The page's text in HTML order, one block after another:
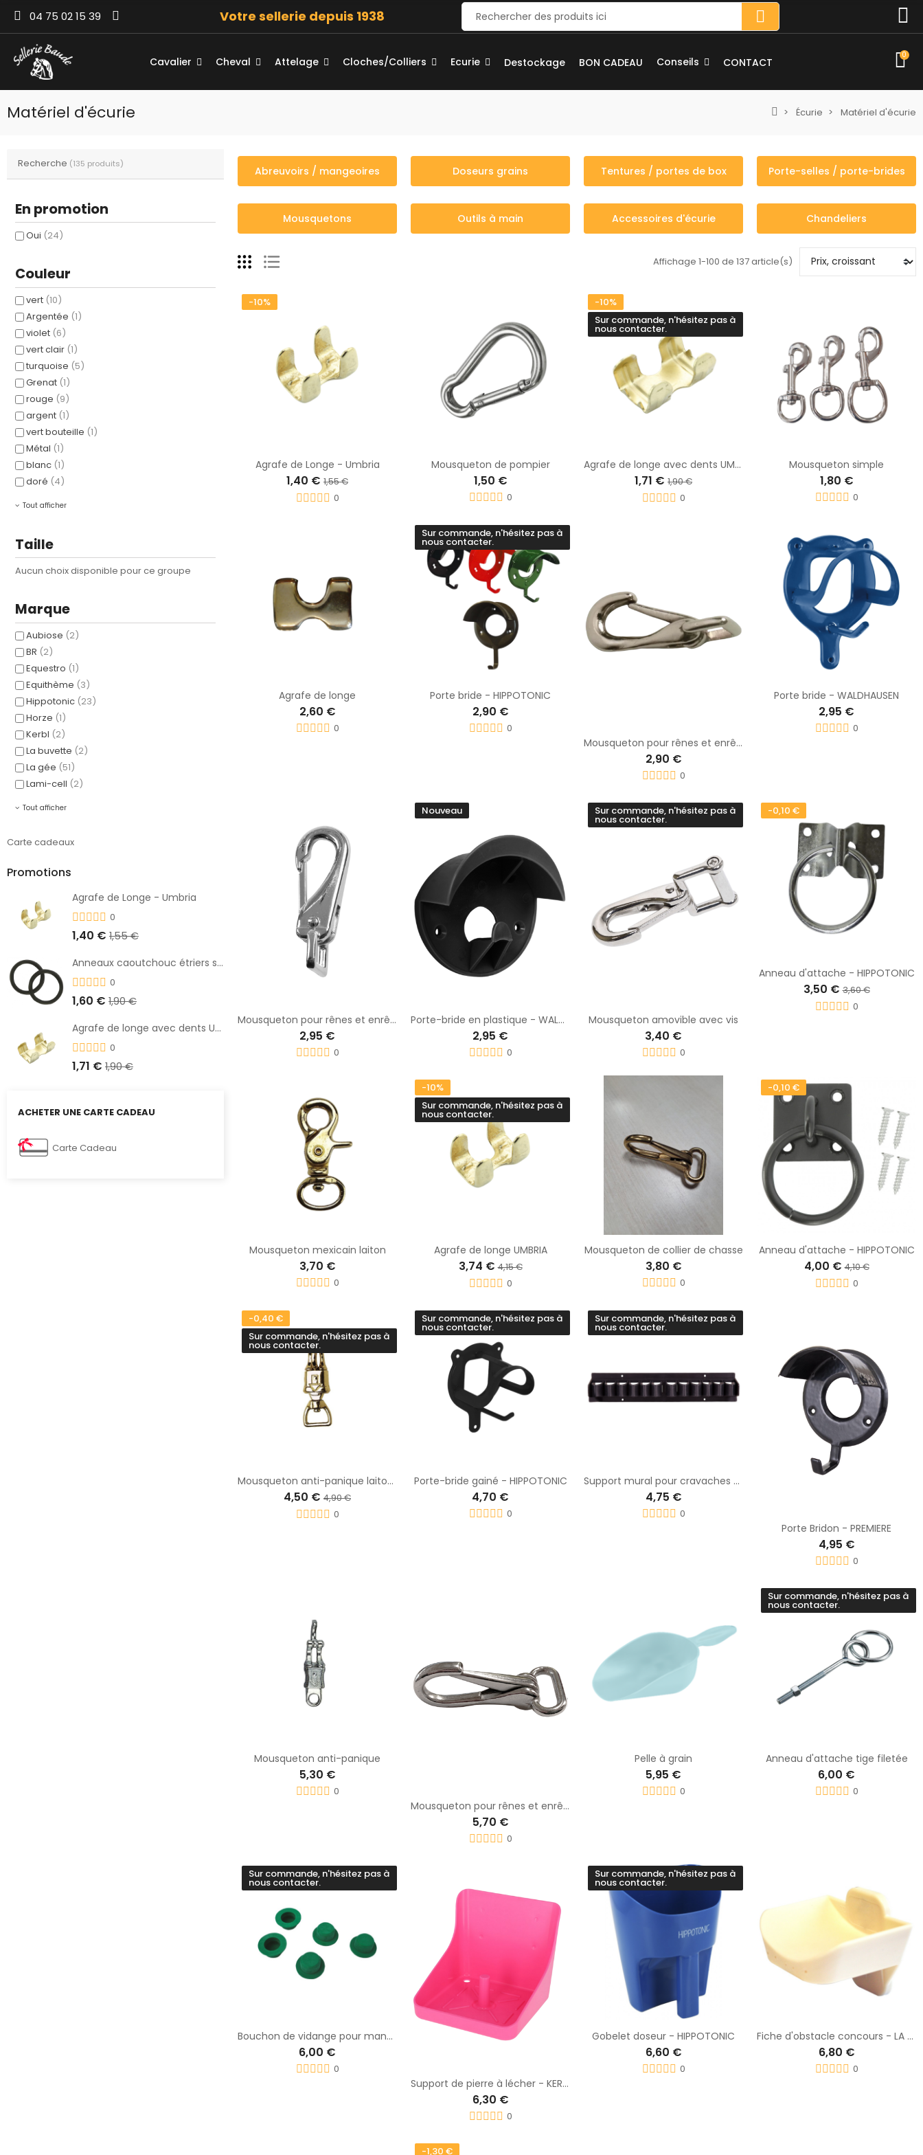
04 75 02 15 39 Votre sellerie depuis 1938
Cavalier Cheval Attelage Cloches/Colliers Ecurie Destockage BON CADEAU Conseils CONTACT
0
Matériel d'écurie Écurie Matériel d'écurie
Recherche (135 produits)
En promotion
Oui (24)
Couleur
vert (10)
Argentée (1)
violet (6)
vert clair (1)
turquoise (5)
Grenat (1)
rouge (9)
argent (1)
vert bouteille (1)
Métal (1)
blanc (1)
doré (4)
Tout afficher
Taille
Aucun choix disponible pour ce groupe
Marque
Aubiose (2)
BR (2)
Equestro (1)
Equithème (3)
Hippotonic (23)
Horze (1)
Kerbl (2)
La buvette (2)
La gée (51)
Lami-cell (2)
Tout afficher
Carte cadeaux
Promotions
Agrafe de Longe - Umbria
0
1,40 € 1,55 €
Anneaux caoutchouc étriers sécurité
0
1,60 € 1,90 €
Agrafe de longe avec dents UMBRIA
0
1,71 € 1,90 €
ACHETER UNE CARTE CADEAU
Carte Cadeau
Abreuvoirs / mangeoires Doseurs grains Tentures / portes de box Porte-selles / porte-brides
Mousquetons Outils à main Accessoires d'écurie Chandeliers
Affichage 1-100 de 137 article(s)
-10%
Agrafe de Longe - Umbria
1,40 € 1,55 €
0
Mousqueton de pompier
1,50 €
0
-10%
Sur commande, n'hésitez pas à
nous contacter.
Agrafe de longe avec dents UMBRIA
1,71 € 1,90 €
0
Mousqueton simple
1,80 €
0
Agrafe de longe
2,60 €
0
Sur commande, n'hésitez pas à
nous contacter.
Porte bride - HIPPOTONIC
2,90 €
0
Mousqueton pour rênes et enrênements - T DE T
2,90 €
0
Porte bride - WALDHAUSEN
2,95 €
0
Mousqueton pour rênes et enrênements - WALDHAUSEN
2,95 €
0
Nouveau
Porte-bride en plastique - WALDHAUSEN
2,95 €
0
Sur commande, n'hésitez pas à
nous contacter.
Mousqueton amovible avec vis
3,40 €
0
-0,10 €
Anneau d'attache - HIPPOTONIC
3,50 €3,60 €
0
Mousqueton mexicain laiton
3,70 €
0
-10%
Sur commande, n'hésitez pas à
nous contacter.
Agrafe de longe UMBRIA
3,74 €4,15 €
0
Mousqueton de collier de chasse
3,80 €
0
-0,10 €
Anneau d'attache - HIPPOTONIC
4,00 €4,10 €
0
-0,40 €
Sur commande, n'hésitez pas à
nous contacter.
Mousqueton anti-panique laitonné
4,50 € 4,90 €
0
Sur commande, n'hésitez pas à
nous contacter.
Porte-bride gainé - HIPPOTONIC
4,70 €
0
Sur commande, n'hésitez pas à
nous contacter.
Support mural pour cravaches - BR
4,75 €
0
Porte Bridon - PREMIERE
4,95 €
0
Mousqueton anti-panique
5,30 €
0
Mousqueton pour rênes et enrênements - RONZON
5,70 €
0
Pelle à grain
5,95 €
0
Sur commande, n'hésitez pas à
nous contacter.
Anneau d'attache tige filetée
6,00 €
0
Sur commande, n'hésitez pas à
nous contacter.
Bouchon de vidange pour mangeoire
6,00 €
0
Support de pierre à lécher - KERBL
6,30 €
0
Sur commande, n'hésitez pas à
nous contacter.
Gobelet doseur - HIPPOTONIC
6,60 €
0
Fiche d'obstacle concours - LA GÉE
6,80 €
0
-1,30 €